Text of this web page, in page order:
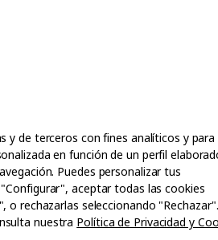
y de terceros con fines analíticos y para
en función de un perfil
Puedes personalizar tus
aceptar todas las cookies
o rechazarlas seleccionando
nuestra Política de Privacidad y